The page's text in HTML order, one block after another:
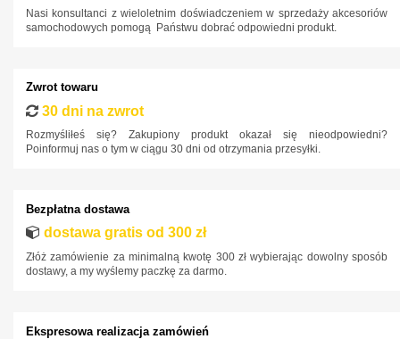
Lexus
Mercedes-Benz
Mini
Nissan
Opel
Peugeot
Porsche
Nasi konsultanci z wieloletnim doświadczeniem w sprzedaży akcesoriów
samochodowych pomogą Państwu dobrać odpowiedni produkt.
Zwrot towaru
30 dni na zwrot
Rozmyśliłeś się? Zakupiony produkt okazał się nieodpowiedni?
Poinformuj nas o tym w ciągu 30 dni od otrzymania przesyłki.
Bezpłatna dostawa
dostawa gratis od 300 zł
Złóż zamówienie za minimalną kwotę 300 zł wybierając dowolny sposób
dostawy, a my wyślemy paczkę za darmo.
Ekspresowa realizacja zamówień